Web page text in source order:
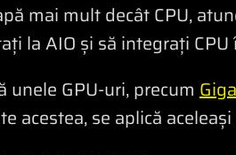
mai mult decât CPU,
la AIO și să integrați CPU
GPU-uri, precum
acestea, se aplică